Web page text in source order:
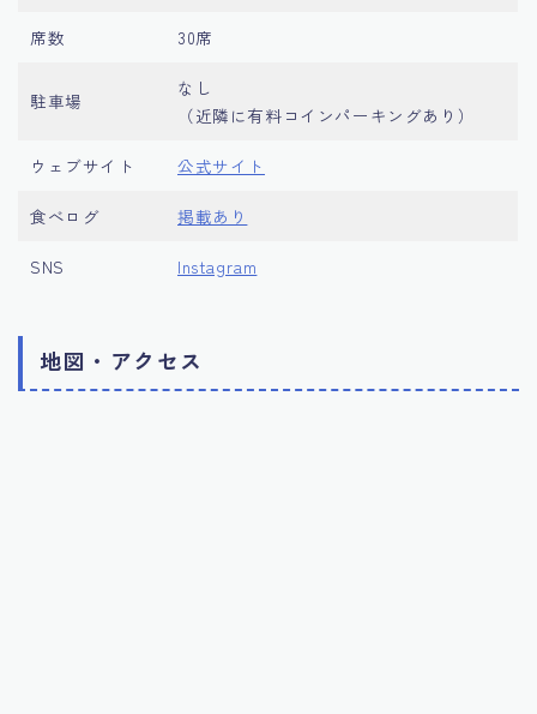
席数 30席
駐車場
なし
（近隣に有料コインパーキングあり）
ウェブサイト 公式サイト
食べログ 掲載あり
SNS Instagram
地図・アクセス